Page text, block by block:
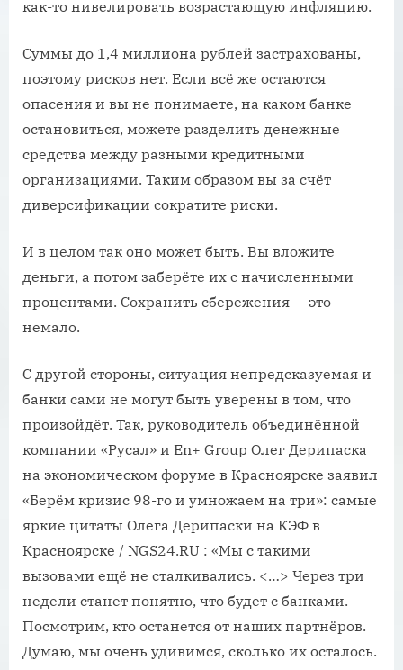
как-то нивелировать возрастающую инфляцию.
Суммы до 1,4 миллиона рублей застрахованы,
поэтому рисков нет. Если всё же остаются
опасения и вы не понимаете, на каком банке
остановиться, можете разделить денежные
средства между разными кредитными
организациями. Таким образом вы за счёт
диверсификации сократите риски.
И в целом так оно может быть. Вы вложите
деньги, а потом заберёте их с начисленными
процентами. Сохранить сбережения — это
немало.
С другой стороны, ситуация непредсказуемая и
банки сами не могут быть уверены в том, что
произойдёт. Так, руководитель объединённой
компании «Русал» и En+ Group Олег Дерипаска
на экономическом форуме в Красноярске заявил
«Берём кризис 98-го и умножаем на три»: самые
яркие цитаты Олега Дерипаски на КЭФ в
Красноярске / NGS24.RU : «Мы с такими
вызовами ещё не сталкивались. <…> Через три
недели станет понятно, что будет с банками.
Посмотрим, кто останется от наших партнёров.
Думаю, мы очень удивимся, сколько их осталось.